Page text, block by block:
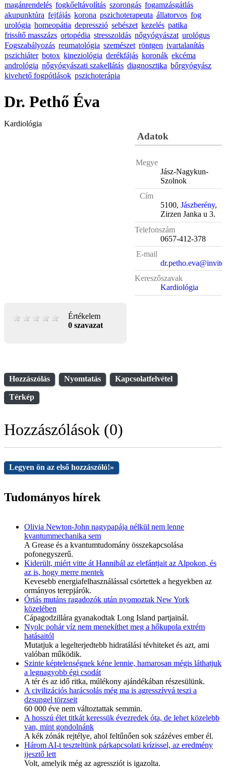
magánrendelés fogkőeltávolítás szorongás fogamzásgátlás
akupunktúra fejfájás korona pszichoterapeuta állatorvos fog
urológia homeopátia depresszió sebészet kezelés patika
frissítő masszázs ortopédia stresszoldás nőgyógyászat urológus
Fogszabályozás reumatológia szemészet röntgen ivartalanítás
pszichiáter botox kineziológia derékfájás koronák ekcéma
andrológia nőgyógyászati szakellátás diagnosztika bőrgyógyász
kivehető fogpótlások pszichoterápia
Dr. Pethő Éva
Kardiológia
Értékelem
0 szavazat
Adatok
Megye
Jász-Nagykun-
Szolnok
Cím
5100, Jászberény,
Zirzen Janka u 3.
Telefonszám
0657-412-378
E-mail
Kereszőszavak
Kardiológia
Hozzászólás Nyomtatás Kapcsolatfelvétel
Térkép
Hozzászólások (0)
Legyen ön az első hozzászóló!»
Tudományos hírek
Olivia Newton-John nagypapája nélkül nem lenne
kvantummechanika sem
A Grease és a kvantumtudomány összekapcsolása
pofonegyszerű.
Kiderült, miért vitte át Hannibál az elefántjait az Alpokon, és
az is, hogy merre mentek
Kevesebb energiafelhasználással csörtettek a hegyekben az
ormányos terepjárók.
Óriás mutáns ragadozók után nyomoztak New York
közelében
Cápagodzillára gyanakodtak Long Island partjainál.
Nyolc pohár víz nem menekíthet meg a hőkupola extrém
hatásaitól
Mutatjuk a legelterjedtebb hidratálási tévhiteket és azt, ami
valóban működik.
Szinte képtelenségnek kéne lennie, hamarosan mégis láthatjuk
a legnagyobb égi csodát
A tér és az idő ritka, múlékony ajándékában részesülünk.
A civilizációs harácsolás még ma is agresszívvá teszi a
dzsungel törzseit
60 000 éve nem változtattak semmin.
A hosszú élet titkát keressük évezredek óta, de lehet közelebb
van, mint gondolnánk
A kék zónák rejtélye, ahol feltűnően sok százéves ember él.
Három AI-t teszteltünk párkapcsolati krízissel, az eredmény
ijesztő lett
Volt, amelyik még az agressziót is igazolta.